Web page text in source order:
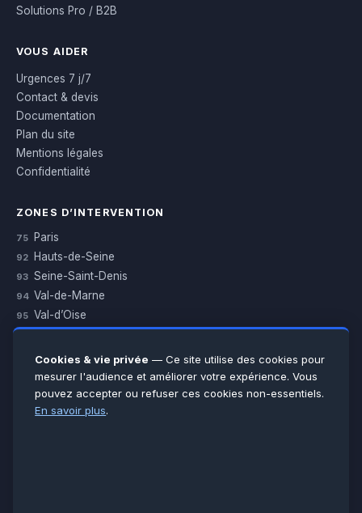
Solutions Pro / B2B
VOUS AIDER
Urgences 7 j/7
Contact & devis
Documentation
Plan du site
Mentions légales
Confidentialité
ZONES D’INTERVENTION
75 Paris
92 Hauts-de-Seine
93 Seine-Saint-Denis
94 Val-de-Marne
95 Val-d’Oise
Essonne
Seine-et-Marne
Voir toutes les villes →
Cookies & vie privée — Ce site utilise des cookies pour
mesurer l'audience et améliorer votre expérience. Vous
pouvez accepter ou refuser ces cookies non-essentiels.
En savoir plus.